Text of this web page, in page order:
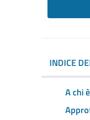
INDICE
A chi